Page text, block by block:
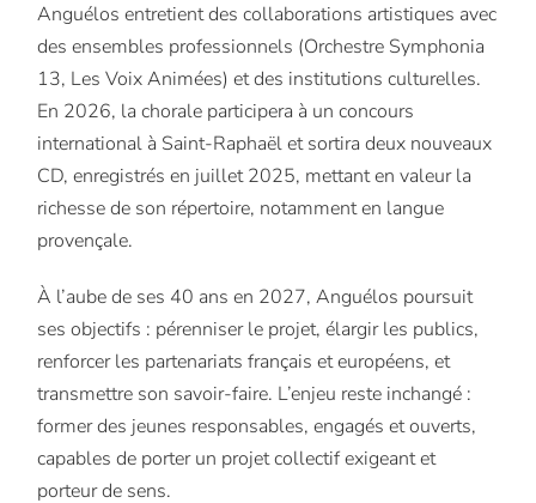
Anguélos entretient des collaborations artistiques avec
des ensembles professionnels (Orchestre Symphonia
13, Les Voix Animées) et des institutions culturelles.
En 2026, la chorale participera à un concours
international à Saint-Raphaël et sortira deux nouveaux
CD, enregistrés en juillet 2025, mettant en valeur la
richesse de son répertoire, notamment en langue
provençale.
À l’aube de ses 40 ans en 2027, Anguélos poursuit
ses objectifs : pérenniser le projet, élargir les publics,
renforcer les partenariats français et européens, et
transmettre son savoir-faire. L’enjeu reste inchangé :
former des jeunes responsables, engagés et ouverts,
capables de porter un projet collectif exigeant et
porteur de sens.